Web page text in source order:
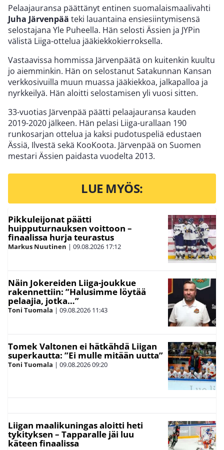
Pelaajauransa päättänyt entinen suomalaismaalivahti
Juha Järvenpää teki lauantaina ensiesiintymisensä
selostajana Yle Puheella. Hän selosti Ässien ja JYPin
välistä Liiga-ottelua jääkiekkokierroksella.
Vastaavissa hommissa Järvenpäätä on kuitenkin kuultu
jo aiemminkin. Hän on selostanut Satakunnan Kansan
verkkosivuilla muun muassa jääkiekkoa, jalkapalloa ja
nyrkkeilyä. Hän aloitti selostamisen yli vuosi sitten.
33-vuotias Järvenpää päätti pelaajauransa kauden
2019-2020 jälkeen. Hän pelasi Liiga-urallaan 190
runkosarjan ottelua ja kaksi pudotuspeliä edustaen
Ässiä, Ilvestä sekä KooKoota. Järvenpää on Suomen
mestari Ässien paidasta vuodelta 2013.
LUE MYÖS:
Pikkuleijonat päätti
huipputurnauksen voittoon –
finaalissa hurja teurastus
Markus Nuutinen | 09.08.2026 17:12
Näin Jokereiden Liiga-joukkue
rakennettiin: ”Halusimme löytää
pelaajia, jotka…”
Toni Tuomala | 09.08.2026 11:43
Tomek Valtonen ei hätkähdä Liigan
superkautta: ”Ei mulle mitään uutta”
Toni Tuomala | 09.08.202609:20
Liigan maalikuningas aloitti heti
tykityksen – Tapparalle jäi luu
käteen finaalissa